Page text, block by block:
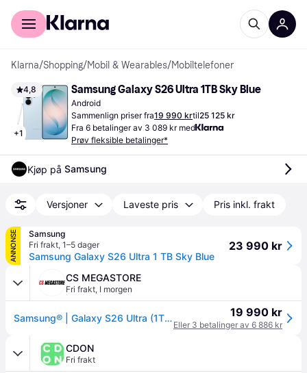
For kunder
Klarna/Shopping/Mobil & Wearables/Mobiltelefoner
4,8
+1
Samsung Galaxy S26 Ultra 1TB Sky Blue
Android
Sammenlign priser fra19 990 krtil25 125 kr
Fra 6 betalinger av 3 089 kr med
Prøv fleksible betalinger*
Kjøp på Samsung
Versjoner Laveste pris Pris inkl. frakt
ANNONSE
Samsung
Fri frakt, 1–5 dager
Samsung Galaxy S26 Ultra 1 TB Sky Blue
23 990 kr
CS MEGASTORE
Fri frakt, I morgen
Samsung® | Galaxy S26 Ultra (1TB) - Sky Blue 19 990 kr
Eller 3 betalinger av 6 886 kr
CDON
Fri frakt